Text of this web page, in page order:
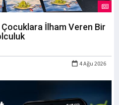
İlham Veren Bir
4 Ağu 2026